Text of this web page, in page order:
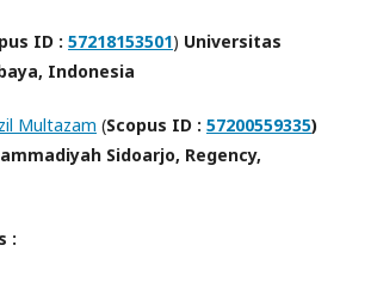
ID : 57218153501) Universitas
Indonesia
Multazam (Scopus ID : 57200559335)
Sidoarjo, Regency,
: